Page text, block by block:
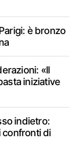
è bronzo
«Il
iniziative
indietro:
confronti di